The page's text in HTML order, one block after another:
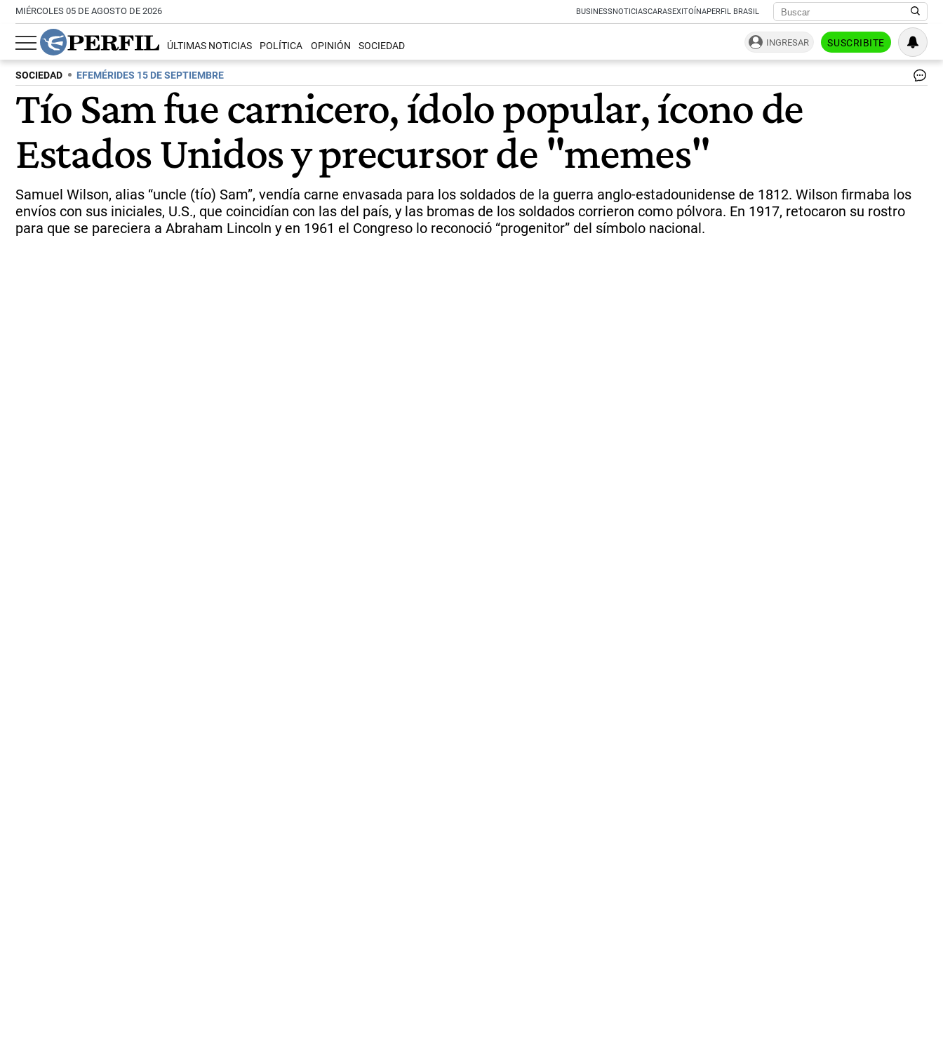
MIÉRCOLES 05 DE AGOSTO DE 2026 BUSINESSNOTICIASCARASEXITOÍNAPERFIL BRASIL
ÚLTIMAS NOTICIAS POLÍTICA OPINIÓN SOCIEDAD INGRESAR SUSCRIBITE
SOCIEDAD EFEMÉRIDES 15 DE SEPTIEMBRE
Tío Sam fue carnicero, ídolo popular, ícono de
Estados Unidos y precursor de "memes"
Samuel Wilson, alias “uncle (tío) Sam”, vendía carne envasada para los soldados de la guerra anglo-estadounidense de 1812. Wilson firmaba los
envíos con sus iniciales, U.S., que coincidían con las del país, y las bromas de los soldados corrieron como pólvora. En 1917, retocaron su rostro
para que se pareciera a Abraham Lincoln y en 1961 el Congreso lo reconoció “progenitor” del símbolo nacional.